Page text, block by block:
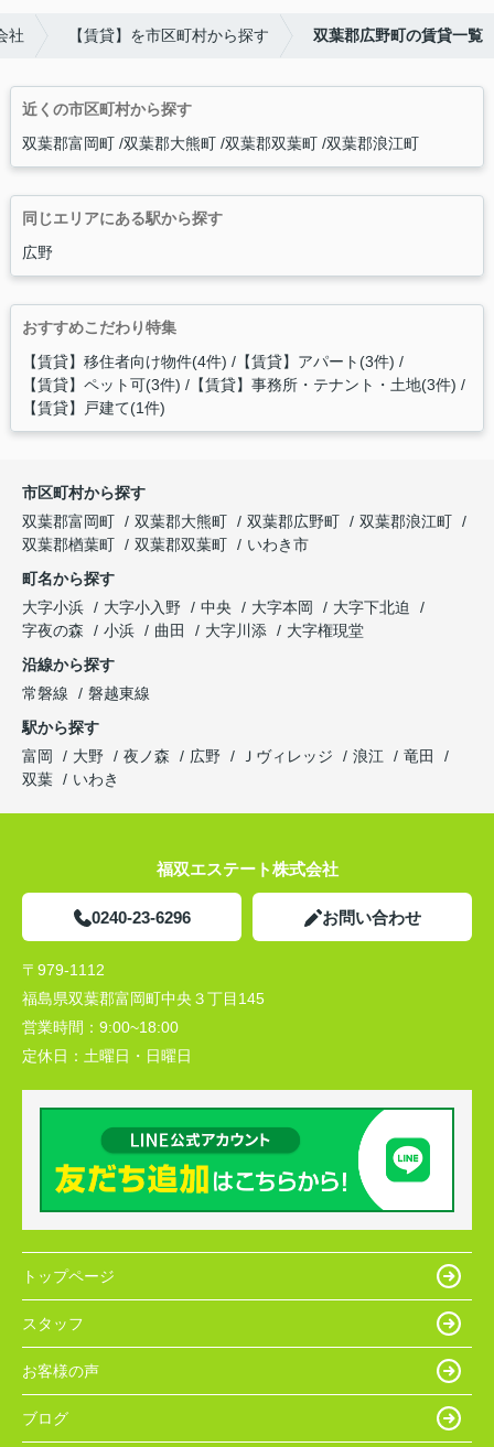
社 【賃貸】を市区町村から探す 双葉郡広野町の賃貸一覧
近くの市区町村から探す
双葉郡富岡町 双葉郡大熊町 双葉郡双葉町 双葉郡浪江町
同じエリアにある駅から探す
広野
おすすめこだわり特集
【賃貸】移住者向け物件(4件) 【賃貸】アパート(3件)
【賃貸】ペット可(3件) 【賃貸】事務所・テナント・土地(3件)
【賃貸】戸建て(1件)
市区町村から探す
双葉郡富岡町
双葉郡大熊町 双葉郡広野町
双葉郡浪江町
双葉郡楢葉町
双葉郡双葉町
いわき市
町名から探す
大字小浜
大字小入野 中央 大字本岡
大字下北迫
字夜の森
小浜 曲田 大字川添
大字権現堂
沿線から探す
常磐線
磐越東線
駅から探す
富岡
大野 夜ノ森 広野 Ｊヴィレッジ 浪江
竜田
双葉
いわき
福双エステート株式会社
0240-23-6296 お問い合わせ
〒979-1112
福島県双葉郡富岡町中央３丁目145
営業時間： 9:00~18:00
定休日： 土曜日・日曜日
トップページ
スタッフ
お客様の声
ブログ